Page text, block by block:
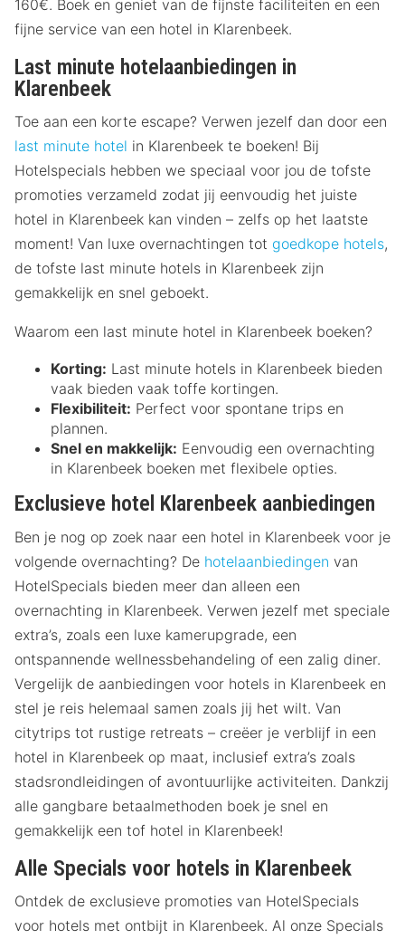
160€. Boek en geniet van de fijnste faciliteiten en een
fijne service van een hotel in Klarenbeek.
Last minute hotelaanbiedingen in
Klarenbeek
Toe aan een korte escape? Verwen jezelf dan door een
last minute hotel in Klarenbeek te boeken! Bij
Hotelspecials hebben we speciaal voor jou de tofste
promoties verzameld zodat jij eenvoudig het juiste
hotel in Klarenbeek kan vinden – zelfs op het laatste
moment! Van luxe overnachtingen tot goedkope hotels,
de tofste last minute hotels in Klarenbeek zijn
gemakkelijk en snel geboekt.
Waarom een last minute hotel in Klarenbeek boeken?
Korting: Last minute hotels in Klarenbeek bieden
vaak bieden vaak toffe kortingen.
Flexibiliteit: Perfect voor spontane trips en
plannen.
Snel en makkelijk: Eenvoudig een overnachting
in Klarenbeek boeken met flexibele opties.
Exclusieve hotel Klarenbeek aanbiedingen
Ben je nog op zoek naar een hotel in Klarenbeek voor je
volgende overnachting? De hotelaanbiedingen van
HotelSpecials bieden meer dan alleen een
overnachting in Klarenbeek. Verwen jezelf met speciale
extra’s, zoals een luxe kamerupgrade, een
ontspannende wellnessbehandeling of een zalig diner.
Vergelijk de aanbiedingen voor hotels in Klarenbeek en
stel je reis helemaal samen zoals jij het wilt. Van
citytrips tot rustige retreats – creëer je verblijf in een
hotel in Klarenbeek op maat, inclusief extra’s zoals
stadsrondleidingen of avontuurlijke activiteiten. Dankzij
alle gangbare betaalmethoden boek je snel en
gemakkelijk een tof hotel in Klarenbeek!
Alle Specials voor hotels in Klarenbeek
Ontdek de exclusieve promoties van HotelSpecials
voor hotels met ontbijt in Klarenbeek. Al onze Specials